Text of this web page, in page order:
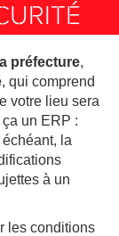
préfecture,
, qui comprend
votre lieu sera
un ERP :
la
à un
les conditions